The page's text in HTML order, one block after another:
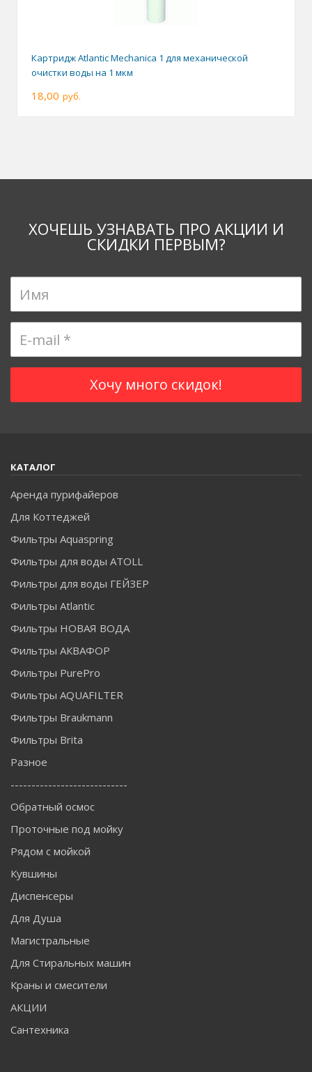
Картридж Atlantic Mechanica 1 для механической
очистки воды на 1 мкм
18,00 руб.
ХОЧЕШЬ УЗНАВАТЬ ПРО АКЦИИ И
СКИДКИ ПЕРВЫМ?
КАТАЛОГ
Аренда пурифайеров
Для Коттеджей
Фильтры Aquaspring
Фильтры для воды ATOLL
Фильтры для воды ГЕЙЗЕР
Фильтры Atlantic
Фильтры НОВАЯ ВОДА
Фильтры АКВАФОР
Фильтры PurePro
Фильтры AQUAFILTER
Фильтры Braukmann
Фильтры Brita
Разное
----------------------------
Обратный осмос
Проточные под мойку
Рядом с мойкой
Кувшины
Диспенсеры
Для Душа
Магистральные
Для Стиральных машин
Краны и смесители
АКЦИИ
Сантехника